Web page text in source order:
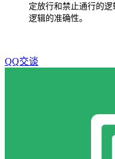
定放行和禁止通行的
逻辑的准确性。
QQ交谈